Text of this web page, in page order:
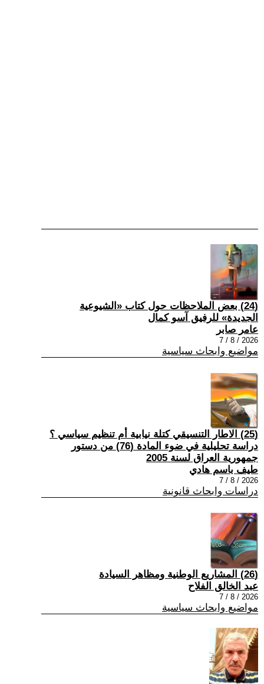
(24) بعض الملاحظات حول كتاب «الشيوعية
الجديدة» للرفيق آسو كمال
عامر صابر
2026 / 8 / 7
مواضيع وابحاث سياسية
(25) الاطار التنسيقي كتلة نيابية أم تنظيم سياسي ؟
دراسة تحليلية في ضوء المادة (76) من دستور
جمهورية العراق لسنة 2005
طيف باسم هادي
2026 / 8 / 7
دراسات وابحاث قانونية
(26) المشاريع الوطنية ومظاهر السيادة
عبد الخالق الفلاح
2026 / 8 / 7
مواضيع وابحاث سياسية